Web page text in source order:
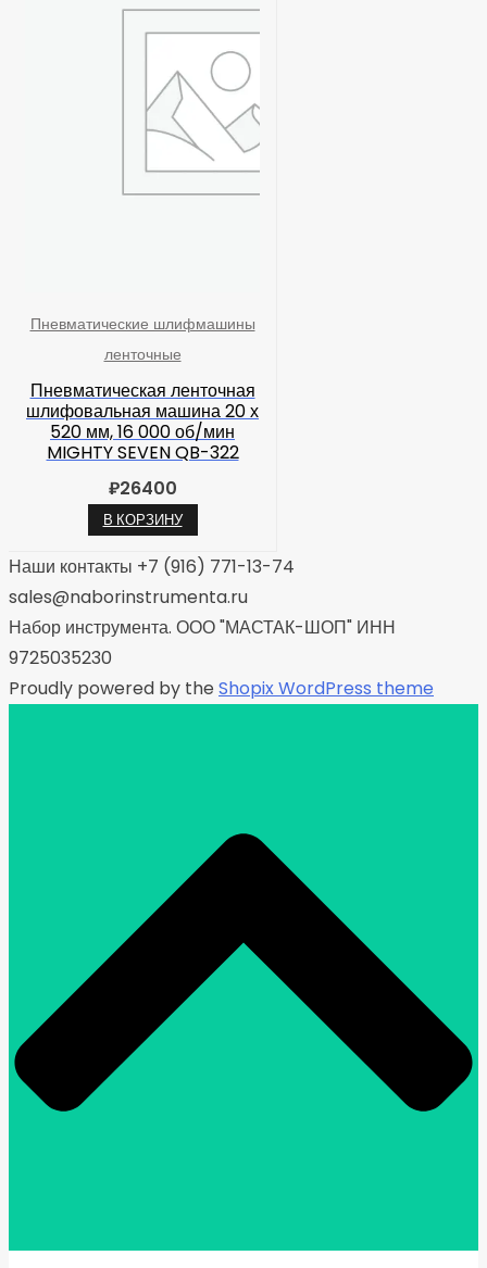
Пневматические шлифмашины
ленточные
Пневматическая ленточная
шлифовальная машина 20 х
520 мм, 16 000 об/мин
MIGHTY SEVEN QB-322
₽26400
В КОРЗИНУ
Наши контакты +7 (916) 771-13-74
sales@naborinstrumenta.ru
Набор инструмента. ООО "МАСТАК-ШОП" ИНН
9725035230
Proudly powered by the Shopix WordPress theme